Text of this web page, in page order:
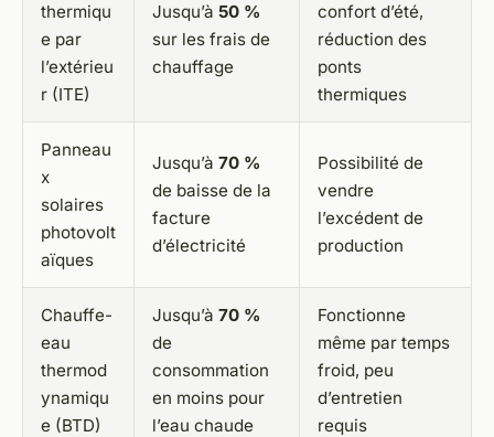
thermiqu
e par
l’extérieu
r (ITE)
Jusqu’à 50 %
sur les frais de
chauffage
confort d’été,
réduction des
ponts
thermiques
Panneau
x
solaires
photovolt
aïques
Jusqu’à 70 %
de baisse de la
facture
d’électricité
Possibilité de
vendre
l’excédent de
production
Chauffe-
eau
thermod
ynamiqu
e (BTD)
Jusqu’à 70 %
de
consommation
en moins pour
l’eau chaude
Fonctionne
même par temps
froid, peu
d’entretien
requis